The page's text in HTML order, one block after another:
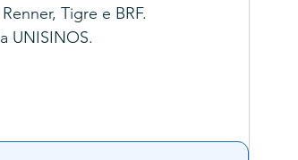
Tigre e BRF.
UNISINOS.